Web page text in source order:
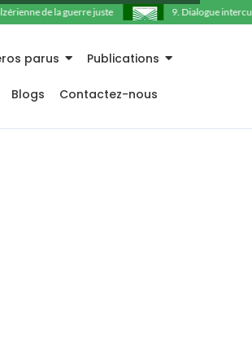
de la guerre juste 9. Dialogue
parus Publications
Blogs Contactez-nous